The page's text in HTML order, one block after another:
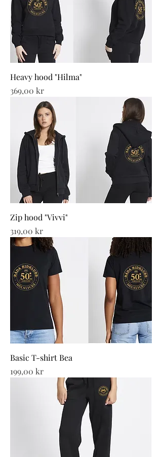
Heavy hood "Hilma"
Pris
369,00 kr
Zip hood "Vivvi"
Pris
319,00 kr
Basic T-shirt Bea
Pris
199,00 kr